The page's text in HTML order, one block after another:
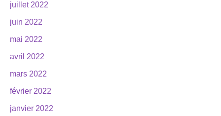
juillet 2022
juin 2022
mai 2022
avril 2022
mars 2022
février 2022
janvier 2022